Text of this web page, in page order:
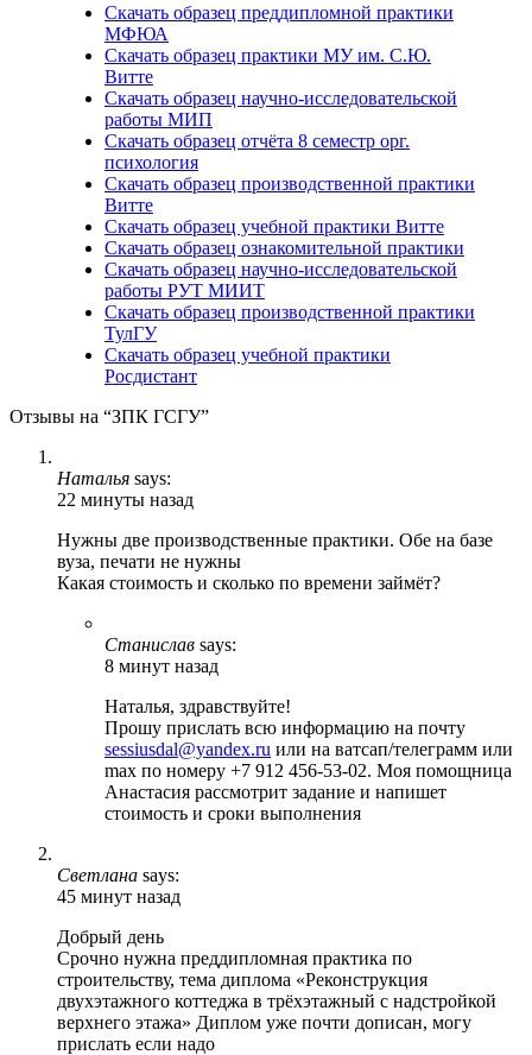
Скачать образец преддипломной практики
МФЮА
Скачать образец практики МУ им. С.Ю.
Витте
Скачать образец научно-исследовательской
работы МИП
Скачать образец отчёта 8 семестр орг.
психология
Скачать образец производственной практики
Витте
Скачать образец учебной практики Витте
Скачать образец ознакомительной практики
Скачать образец научно-исследовательской
работы РУТ МИИТ
Скачать образец производственной практики
ТулГУ
Скачать образец учебной практики
Росдистант
Отзывы на “ЗПК ГСГУ”
Наталья says:
22 минуты назад
Нужны две производственные практики. Обе на базе
вуза, печати не нужны
Какая стоимость и сколько по времени займёт?
Станислав says:
8 минут назад
Наталья, здравствуйте!
Прошу прислать всю информацию на почту
sessiusdal@yandex.ru или на ватсап/телеграмм или
max по номеру +7 912 456-53-02. Моя помощница
Анастасия рассмотрит задание и напишет
стоимость и сроки выполнения
Светлана says:
45 минут назад
Добрый день
Срочно нужна преддипломная практика по
строительству, тема диплома «Реконструкция
двухэтажного коттеджа в трёхэтажный с надстройкой
верхнего этажа» Диплом уже почти дописан, могу
прислать если надо